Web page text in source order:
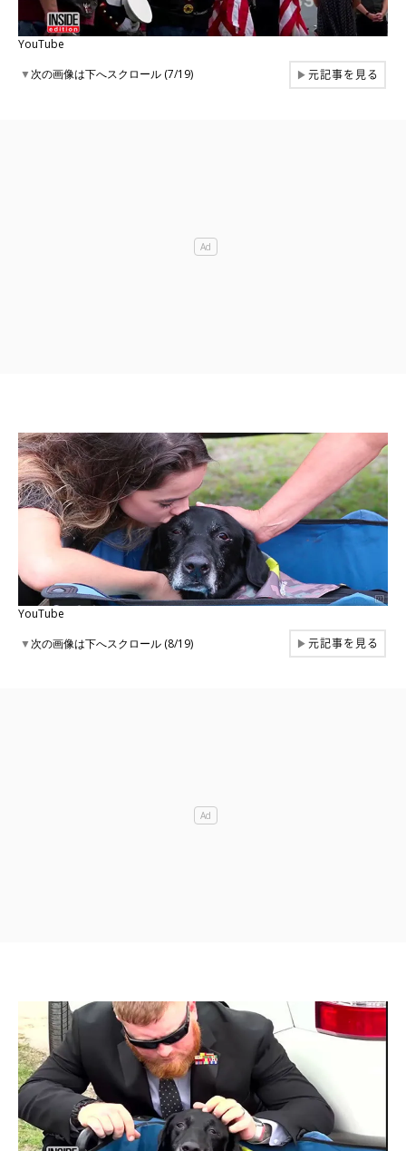
YouTube
▼次の画像は下へスクロール (7/19) ▶元記事を見る
YouTube
▼次の画像は下へスクロール (8/19) ▶元記事を見る